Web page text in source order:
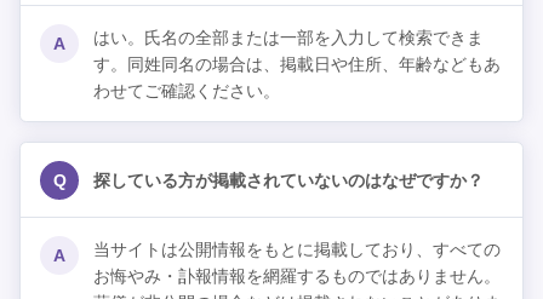
A
はい。氏名の全部または一部を入力して検索できま
す。同姓同名の場合は、掲載日や住所、年齢などもあ
わせてご確認ください。
Q 探している方が掲載されていないのはなぜですか？
A
当サイトは公開情報をもとに掲載しており、すべての
お悔やみ・訃報情報を網羅するものではありません。